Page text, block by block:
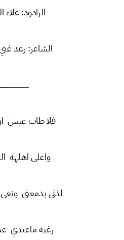
الرادود: علاء
الشاعر: رعد
فلا طاب عيش
واعلى اهلهه
لذتي بدمعتي
رغبه ماعندي